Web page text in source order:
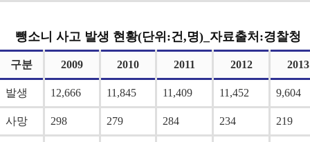
뺑소니 사고 발생 현황(단위:건,명)_자료출처:경찰청
구분 2009 2010 2011 2012 2013
발생 12,666 11,845 11,409 11,452 9,604
사망 298 279 284 234 219